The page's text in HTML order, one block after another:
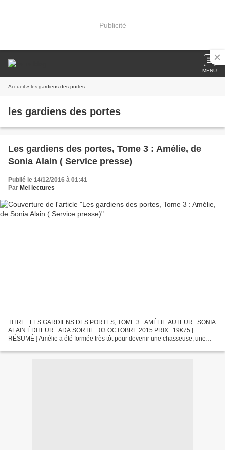
Publicité
MENU
Accueil » les gardiens des portes
les gardiens des portes
Les gardiens des portes, Tome 3 : Amélie, de
Sonia Alain ( Service presse)
Publié le 14/12/2016 à 01:41
Par Mel lectures
TITRE : LES GARDIENS DES PORTES, TOME 3 : AMÉLIE AUTEUR : SONIA
ALAIN ÉDITEUR : ADA SORTIE : 03 OCTOBRE 2015 PRIX : 19€75 [
RÉSUMÉ ] Amélie a été formée très tôt pour devenir une chasseuse, une